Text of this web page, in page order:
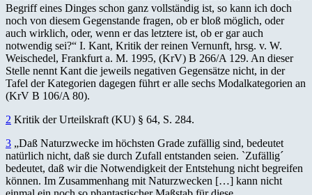
Begriff eines Dinges schon ganz vollständig ist, so kann ich doch
noch von diesem Gegenstande fragen, ob er bloß möglich, oder
auch wirklich, oder, wenn er das letztere ist, ob er gar auch
notwendig sei?“ I. Kant, Kritik der reinen Vernunft, hrsg. v. W.
Weischedel, Frankfurt a. M. 1995, (KrV) B 266/A 129. An dieser
Stelle nennt Kant die jeweils negativen Gegensätze nicht, in der
Tafel der Kategorien dagegen führt er alle sechs Modalkategorien an
(KrV B 106/A 80).
2 Kritik der Urteilskraft (KU) § 64, S. 284.
3 „Daß Naturzwecke im höchsten Grade zufällig sind, bedeutet
natürlich nicht, daß sie durch Zufall entstanden seien. `Zufällig´
bedeutet, daß wir die Notwendigkeit der Entstehung nicht begreifen
können. Im Zusammenhang mit Naturzwecken […] kann nicht